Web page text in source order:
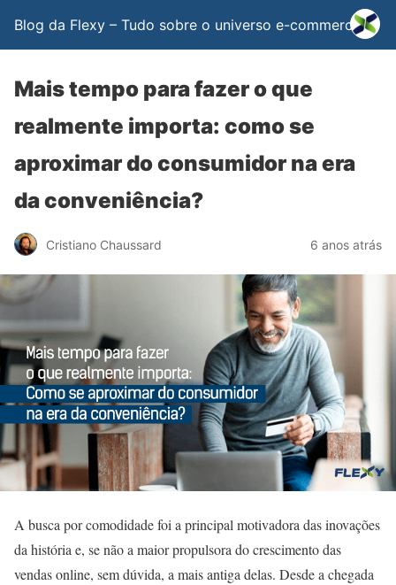
Blog da Flexy – Tudo sobre o universo e-commerce
Mais tempo para fazer o que
realmente importa: como se
aproximar do consumidor na era
da conveniência?
Cristiano Chaussard 6 anos atrás
A busca por comodidade foi a principal motivadora das inovações
da história e, se não a maior propulsora do crescimento das
vendas online, sem dúvida, a mais antiga delas. Desde a chegada